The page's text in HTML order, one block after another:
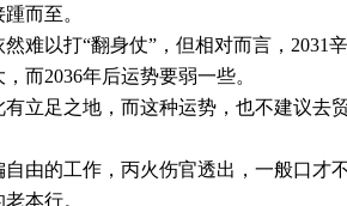
而至。
以打“翻身仗”，但相对而言，2031辛
而2036年后运势要弱一些。
立足之地，而这种运势，也不建议去
由的工作，丙火伤官透出，一般口才
本行。